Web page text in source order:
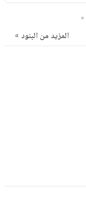
5
المزيد من البنود »